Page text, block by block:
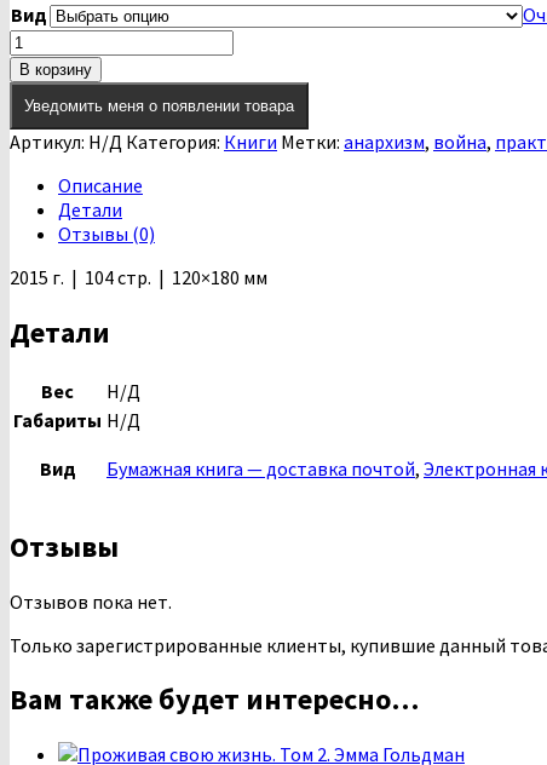
Вид
Количество
товара
Испытание
огнём.
Иванов-
Разумник
В корзину
Уведомить меня о появлении товара
Артикул: Н/Д Категория: Книги Метки: анархизм, война,
Описание
Детали
Отзывы (0)
2015 г. | 104 стр. | 120×180 мм
Детали
Вес
Н/Д
Габариты Н/Д
Вид
Бумажная книга — доставка почтой, Электронная
Отзывы
Отзывов пока нет.
Только зарегистрированные клиенты, купившие данный
Вам также будет интересно…